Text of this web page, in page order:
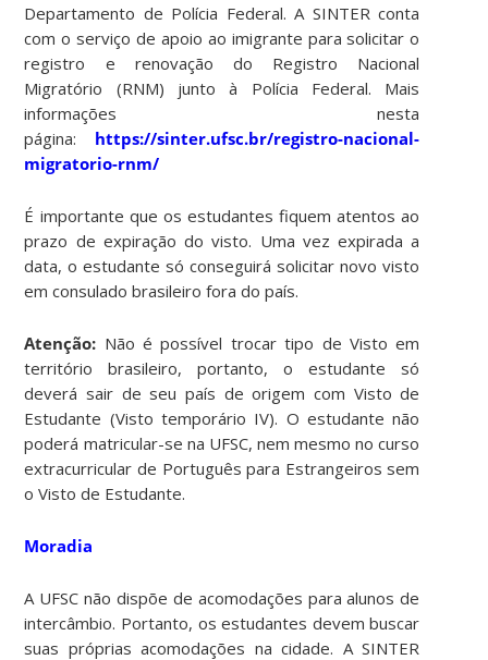
Departamento de Polícia Federal. A SINTER conta
com o serviço de apoio ao imigrante para solicitar o
registro e renovação do Registro Nacional
Migratório (RNM) junto à Polícia Federal. Mais
informações nesta
página: https://sinter.ufsc.br/registro-nacional-
migratorio-rnm/
É importante que os estudantes fiquem atentos ao
prazo de expiração do visto. Uma vez expirada a
data, o estudante só conseguirá solicitar novo visto
em consulado brasileiro fora do país.
Atenção: Não é possível trocar tipo de Visto em
território brasileiro, portanto, o estudante só
deverá sair de seu país de origem com Visto de
Estudante (Visto temporário IV). O estudante não
poderá matricular-se na UFSC, nem mesmo no curso
extracurricular de Português para Estrangeiros sem
o Visto de Estudante.
Moradia
A UFSC não dispõe de acomodações para alunos de
intercâmbio. Portanto, os estudantes devem buscar
suas próprias acomodações na cidade. A SINTER